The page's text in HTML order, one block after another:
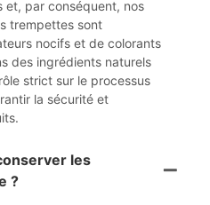
et, par conséquent, nos
trempettes sont
nocifs et de colorants
des ingrédients naturels
strict sur le processus
la sécurité et
les
?